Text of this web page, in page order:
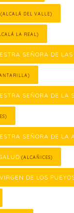
(ALCALÁ DEL VALLE)
LA REAL)
SEÑORA DE LAS
SEÑORA DE LA
SEÑORA DE LA
(ALCAÑICES)
DE LOS